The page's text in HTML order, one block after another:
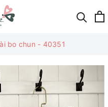
bo chun - 40351